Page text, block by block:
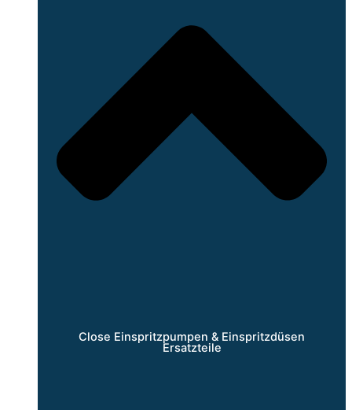
Close Einspritzpumpen & Einspritzdüsen
Ersatzteile